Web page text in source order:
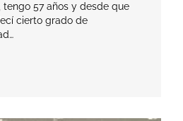
tengo 57 años y desde que
cierto grado de